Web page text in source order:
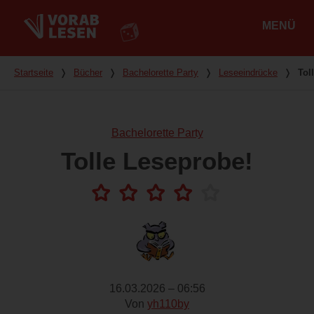
MENÜ
Du bist hier
Startseite ❭ Bücher ❭ Bachelorette Party ❭ Leseeindrücke ❭
Bachelorette Party
Tolle Leseprobe!
16.03.2026 – 06:56
Von yh110by